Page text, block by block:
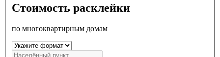
Стоимость расклейки
по многоквартирным домам